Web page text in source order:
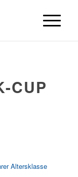
CUP
Altersklasse